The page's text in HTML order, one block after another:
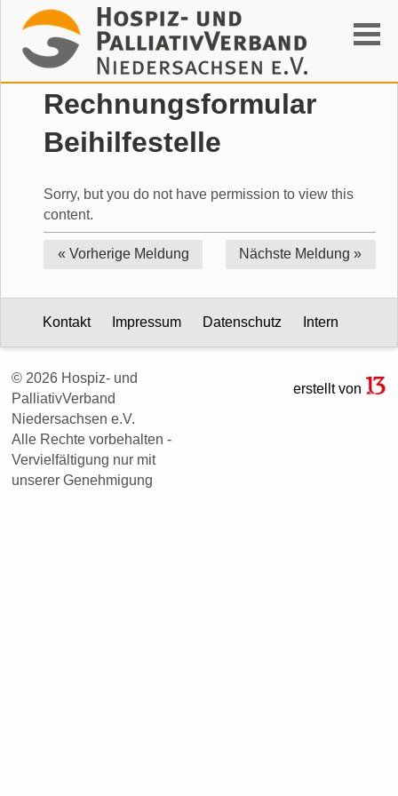
Suchen
Rechnungsformular
Beihilfestelle
Sorry, but you do not have permission to view this
content.
« Vorherige Meldung Nächste Meldung »
Kontakt Impressum Datenschutz Intern
© 2026 Hospiz- und
PalliativVerband
Niedersachsen e.V.
Alle Rechte vorbehalten -
Vervielfältigung nur mit
unserer Genehmigung
erstellt von